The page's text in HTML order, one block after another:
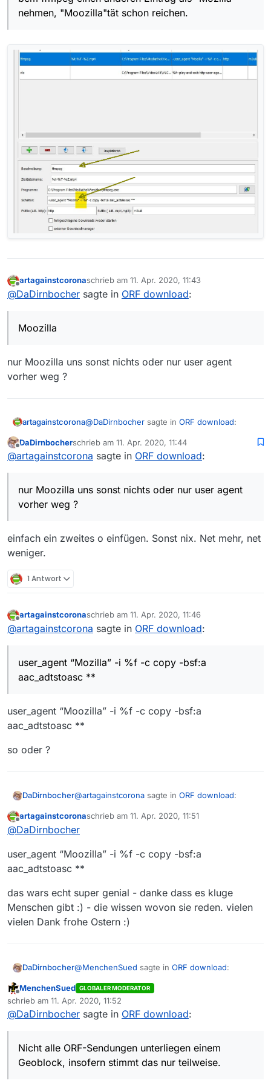
nehmen, "Moozilla"tät schon reichen.
Offline
artagainstcoronaschrieb am 11. Apr. 2020, 11:43
zuletzt editiert von
@DaDirnbocher sagte in ORF download:
Moozilla
nur Moozilla uns sonst nichts oder nur user agent
vorher weg ?
artagainstcorona@DaDirnbocher sagte in ORF download:
Moozilla
nur Moozilla uns sonst nichts oder nur user
agent vorher weg ?
Offline
DaDirnbocherschrieb am 11. Apr. 2020, 11:44
zuletzt editiert von
@artagainstcorona sagte in ORF download:
nur Moozilla uns sonst nichts oder nur user agent
vorher weg ?
einfach ein zweites o einfügen. Sonst nix. Net mehr, net
weniger.
1 Antwort
Offline
artagainstcoronaschrieb am 11. Apr. 2020, 11:46
zuletzt editiert von
@artagainstcorona sagte in ORF download:
user_agent “Mozilla” -i %f -c copy -bsf:a
aac_adtstoasc **
user_agent “Moozilla” -i %f -c copy -bsf:a
aac_adtstoasc **
so oder ?
DaDirnbocher@artagainstcorona sagte in ORF download:
einfach ein zweites o einfügen. Sonst nix. Net
mehr, net weniger.
Offline
artagainstcoronaschrieb am 11. Apr. 2020, 11:51
zuletzt editiert von
@DaDirnbocher
user_agent “Moozilla” -i %f -c copy -bsf:a
aac_adtstoasc **
das wars echt super genial - danke dass es kluge
Menschen gibt :) - die wissen wovon sie reden. vielen
vielen Dank frohe Ostern :)
DaDirnbocher@MenchenSued sagte in ORF download:
Das müssen die Ösis unter sich klären,
denn bei den Users aus D und CH schlägt
gleich das Geoblocking zu.
Nicht alle ORF-Sendungen unterliegen einem
Wenn allerdings das ORF und MV immer im
Clinch stehen, wird es nie eine endgültige
Offline
MenchenSued GLOBALER MODERATOR
schrieb am 11. Apr. 2020, 11:52
zuletzt editiert von
@DaDirnbocher sagte in ORF download:
Nicht alle ORF-Sendungen unterliegen einem
Geoblock, insofern stimmt das nur teilweise.